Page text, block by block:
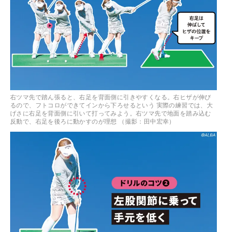
右ツマ先で踏ん張ると、右足を背面側に引きやすくなる。右ヒザが伸び
るので、フトコロができてインから下ろせるという 実際の練習では、大
げさに右足を背面側に引いて打ってみよう。右ツマ先で地面を踏み込む
反動で、右足を後ろに動かすのが理想 （撮影：田中宏幸）